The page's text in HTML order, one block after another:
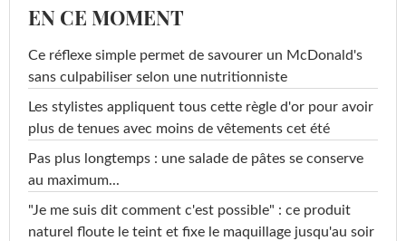
EN CE MOMENT
Ce réflexe simple permet de savourer un McDonald's
sans culpabiliser selon une nutritionniste
Les stylistes appliquent tous cette règle d'or pour avoir
plus de tenues avec moins de vêtements cet été
Pas plus longtemps : une salade de pâtes se conserve
au maximum...
"Je me suis dit comment c'est possible" : ce produit
naturel floute le teint et fixe le maquillage jusqu'au soir